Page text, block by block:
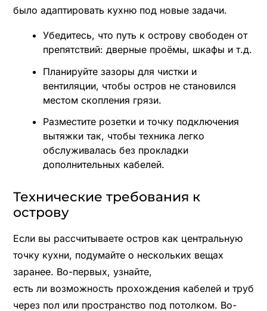
было адаптировать кухню под новые задачи.
Убедитесь, что путь к острову свободен от
препятствий: дверные проёмы, шкафы и т.д.
Планируйте зазоры для чистки и
вентиляции, чтобы остров не становился
местом скопления грязи.
Разместите розетки и точку подключения
вытяжки так, чтобы техника легко
обслуживалась без прокладки
дополнительных кабелей.
Технические требования к
острову
Если вы рассчитываете остров как центральную
точку кухни, подумайте о нескольких вещах
заранее. Во-первых, узнайте,
есть ли возможность прохождения кабелей и труб
через пол или пространство под потолком. Во-